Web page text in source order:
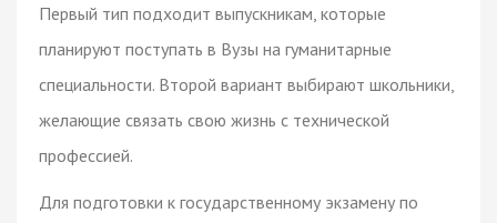
Первый тип подходит выпускникам, которые
планируют поступать в Вузы на гуманитарные
специальности. Второй вариант выбирают школьники,
желающие связать свою жизнь с технической
профессией.
Для подготовки к государственному экзамену по